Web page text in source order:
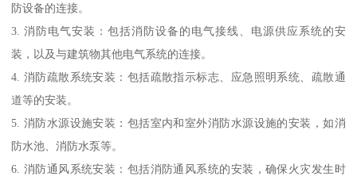
防设备的连接。
3. 消防电气安装：包括消防设备的电气接线、电源供应系统的安
装，以及与建筑物其他电气系统的连接。
4. 消防疏散系统安装：包括疏散指示标志、应急照明系统、疏散通
道等的安装。
5. 消防水源设施安装：包括室内和室外消防水源设施的安装，如消
防水池、消防水泵等。
6. 消防通风系统安装：包括消防通风系统的安装，确保火灾发生时